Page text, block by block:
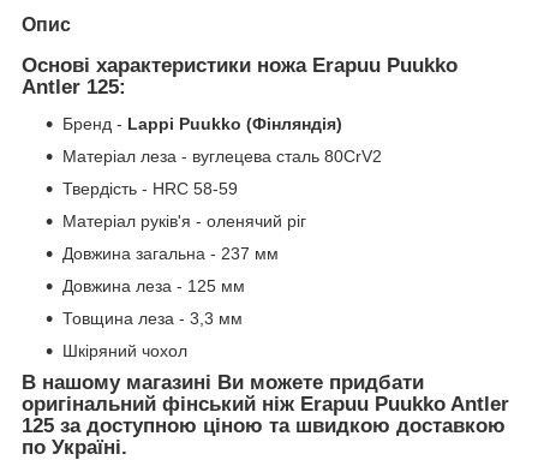
Опис
Основі характеристики ножа Erapuu Puukko
Antler 125:
Бренд - Lappi Puukko (Фінляндія)
Матеріал леза - вуглецева сталь 80CrV2
Твердість - HRC 58-59
Матеріал руків'я - оленячий ріг
Довжина загальна - 237 мм
Довжина леза - 125 мм
Товщина леза - 3,3 мм
Шкіряний чохол
В нашому магазині Ви можете придбати
оригінальний фінський ніж Erapuu Puukko Antler
125 за доступною ціною та швидкою доставкою
по Україні.